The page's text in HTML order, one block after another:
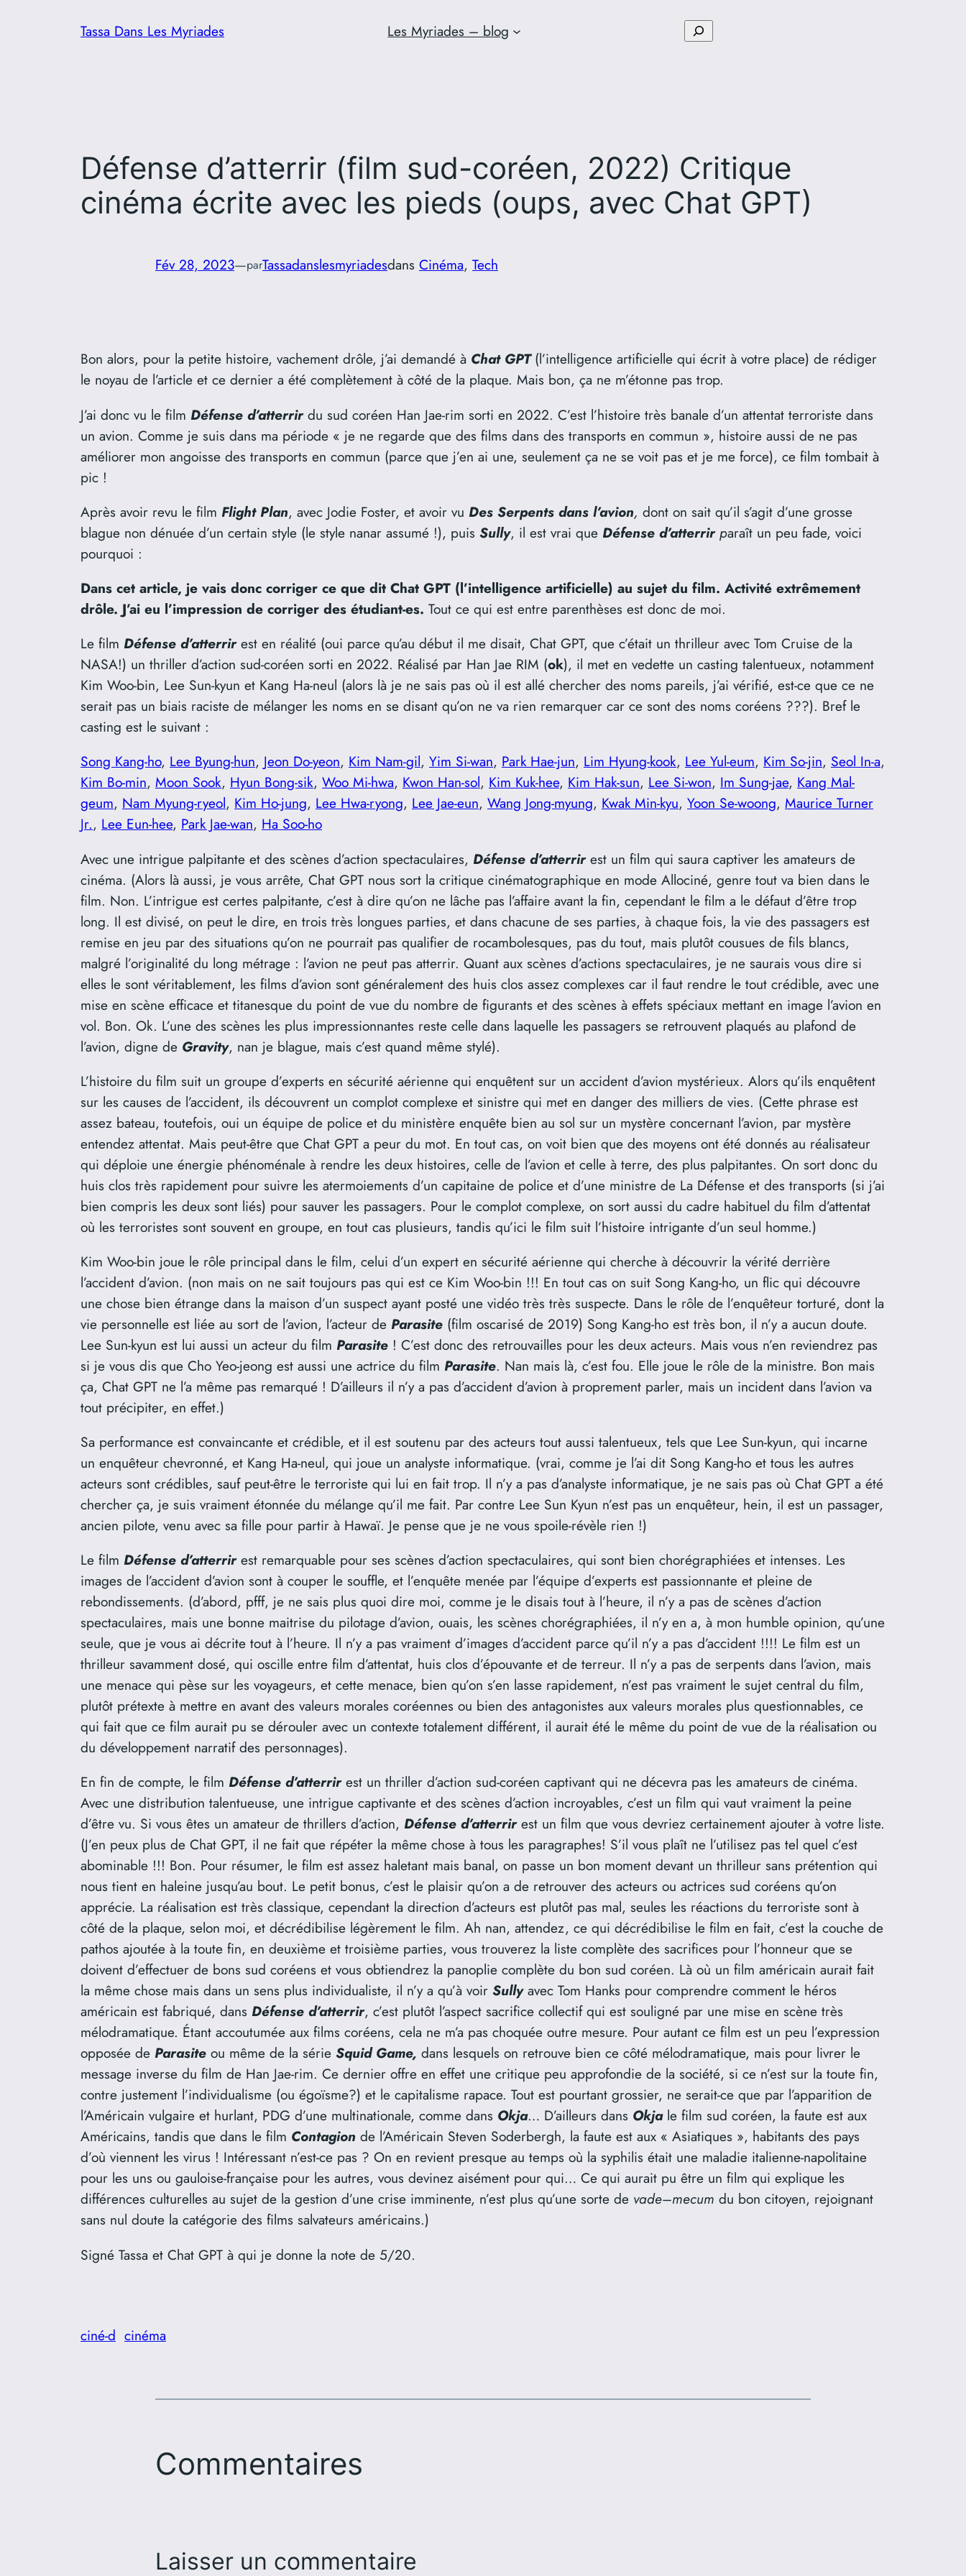
Tassa Dans Les Myriades Les Myriades – blog Rechercher
Défense d’atterrir (film sud-coréen, 2022) Critique
cinéma écrite avec les pieds (oups, avec Chat GPT)
Fév 28, 2023—parTassadanslesmyriadesdans Cinéma, Tech
Bon alors, pour la petite histoire, vachement drôle, j’ai demandé à Chat GPT(l’intelligence artificielle qui écrit à votre place) de rédiger
le noyau de l’article et ce dernier a été complètement à côté de la plaque. Mais bon, ça ne m’étonne pas trop.
J’ai donc vu le film Défense d’atterrirdu sud coréen Han Jae-rim sorti en 2022. C’est l’histoire très banale d’un attentat terroriste dans
un avion. Comme je suis dans ma période « je ne regarde que des films dans des transports en commun », histoire aussi de ne pas
améliorer mon angoisse des transports en commun (parce que j’en ai une, seulement ça ne se voit pas et je me force), ce film tombait à
pic !
Après avoir revu le film Flight Plan, avec Jodie Foster, et avoir vu Des Serpents dans l’avion, dont on sait qu’il s’agit d’une grosse
blague non dénuée d’un certain style (le style nanar assumé !), puis Sully, il est vrai que Défense d’atterrirparaît un peu fade, voici
pourquoi :
Dans cet article, je vais donc corriger ce que dit Chat GPT (l’intelligence artificielle) au sujet du film. Activité extrêmement
drôle. J’ai eu l’impression de corriger des étudiant-es. Tout ce qui est entre parenthèses est donc de moi.
Le film Défense d’atterrirest en réalité (oui parce qu’au début il me disait, Chat GPT, que c’était un thrilleur avec Tom Cruise de la
NASA!) un thriller d’action sud-coréen sorti en 2022. Réalisé par Han Jae RIM (ok), il met en vedette un casting talentueux, notamment
Kim Woo-bin, Lee Sun-kyun et Kang Ha-neul (alors là je ne sais pas où il est allé chercher des noms pareils, j’ai vérifié, est-ce que ce ne
serait pas un biais raciste de mélanger les noms en se disant qu’on ne va rien remarquer car ce sont des noms coréens ???). Bref le
casting est le suivant :
Song Kang-ho, Lee Byung-hun, Jeon Do-yeon, Kim Nam-gil, Yim Si-wan, Park Hae-jun, Lim Hyung-kook, Lee Yul-eum, Kim So-jin, Seol In-a,
Kim Bo-min, Moon Sook, Hyun Bong-sik, Woo Mi-hwa, Kwon Han-sol, Kim Kuk-hee, Kim Hak-sun, Lee Si-won, Im Sung-jae, Kang Mal-
geum, Nam Myung-ryeol, Kim Ho-jung, Lee Hwa-ryong, Lee Jae-eun, Wang Jong-myung, Kwak Min-kyu, Yoon Se-woong, Maurice Turner
Jr., Lee Eun-hee, Park Jae-wan, Ha Soo-ho
Avec une intrigue palpitante et des scènes d’action spectaculaires, Défense d’atterrir est un film qui saura captiver les amateurs de
cinéma. (Alors là aussi, je vous arrête, Chat GPT nous sort la critique cinématographique en mode Allociné, genre tout va bien dans le
film. Non. L’intrigue est certes palpitante, c’est à dire qu’on ne lâche pas l’affaire avant la fin, cependant le film a le défaut d’être trop
long. Il est divisé, on peut le dire, en trois très longues parties, et dans chacune de ses parties, à chaque fois, la vie des passagers est
remise en jeu par des situations qu’on ne pourrait pas qualifier de rocambolesques, pas du tout, mais plutôt cousues de fils blancs,
malgré l’originalité du long métrage : l’avion ne peut pas atterrir. Quant aux scènes d’actions spectaculaires, je ne saurais vous dire si
elles le sont véritablement, les films d’avion sont généralement des huis clos assez complexes car il faut rendre le tout crédible, avec une
mise en scène efficace et titanesque du point de vue du nombre de figurants et des scènes à effets spéciaux mettant en image l’avion en
vol. Bon. Ok. L’une des scènes les plus impressionnantes reste celle dans laquelle les passagers se retrouvent plaqués au plafond de
l’avion, digne de Gravity, nan je blague, mais c’est quand même stylé).
L’histoire du film suit un groupe d’experts en sécurité aérienne qui enquêtent sur un accident d’avion mystérieux. Alors qu’ils enquêtent
sur les causes de l’accident, ils découvrent un complot complexe et sinistre qui met en danger des milliers de vies. (Cette phrase est
assez bateau, toutefois, oui un équipe de police et du ministère enquête bien au sol sur un mystère concernant l’avion, par mystère
entendez attentat. Mais peut-être que Chat GPT a peur du mot. En tout cas, on voit bien que des moyens ont été donnés au réalisateur
qui déploie une énergie phénoménale à rendre les deux histoires, celle de l’avion et celle à terre, des plus palpitantes. On sort donc du
huis clos très rapidement pour suivre les atermoiements d’un capitaine de police et d’une ministre de La Défense et des transports (si j’ai
bien compris les deux sont liés) pour sauver les passagers. Pour le complot complexe, on sort aussi du cadre habituel du film d’attentat
où les terroristes sont souvent en groupe, en tout cas plusieurs, tandis qu’ici le film suit l’histoire intrigante d’un seul homme.)
Kim Woo-bin joue le rôle principal dans le film, celui d’un expert en sécurité aérienne qui cherche à découvrir la vérité derrière
l’accident d’avion. (non mais on ne sait toujours pas qui est ce Kim Woo-bin !!! En tout cas on suit Song Kang-ho, un flic qui découvre
une chose bien étrange dans la maison d’un suspect ayant posté une vidéo très très suspecte. Dans le rôle de l’enquêteur torturé, dont la
vie personnelle est liée au sort de l’avion, l’acteur de Parasite (film oscarisé de 2019) Song Kang-ho est très bon, il n’y a aucun doute.
Lee Sun-kyun est lui aussi un acteur du film Parasite ! C’est donc des retrouvailles pour les deux acteurs. Mais vous n’en reviendrez pas
si je vous dis que Cho Yeo-jeong est aussi une actrice du film Parasite. Nan mais là, c’est fou. Elle joue le rôle de la ministre. Bon mais
ça, Chat GPT ne l’a même pas remarqué ! D’ailleurs il n’y a pas d’accident d’avion à proprement parler, mais un incident dans l’avion va
tout précipiter, en effet.)
Sa performance est convaincante et crédible, et il est soutenu par des acteurs tout aussi talentueux, tels que Lee Sun-kyun, qui incarne
un enquêteur chevronné, et Kang Ha-neul, qui joue un analyste informatique. (vrai, comme je l’ai dit Song Kang-ho et tous les autres
acteurs sont crédibles, sauf peut-être le terroriste qui lui en fait trop. Il n’y a pas d’analyste informatique, je ne sais pas où Chat GPT a été
chercher ça, je suis vraiment étonnée du mélange qu’il me fait. Par contre Lee Sun Kyun n’est pas un enquêteur, hein, il est un passager,
ancien pilote, venu avec sa fille pour partir à Hawaï. Je pense que je ne vous spoile-révèle rien !)
Le film Défense d’atterrirest remarquable pour ses scènes d’action spectaculaires, qui sont bien chorégraphiées et intenses. Les
images de l’accident d’avion sont à couper le souffle, et l’enquête menée par l’équipe d’experts est passionnante et pleine de
rebondissements. (d’abord, pfff, je ne sais plus quoi dire moi, comme je le disais tout à l’heure, il n’y a pas de scènes d’action
spectaculaires, mais une bonne maitrise du pilotage d’avion, ouais, les scènes chorégraphiées, il n’y en a, à mon humble opinion, qu’une
seule, que je vous ai décrite tout à l’heure. Il n’y a pas vraiment d’images d’accident parce qu’il n’y a pas d’accident !!!! Le film est un
thrilleur savamment dosé, qui oscille entre film d’attentat, huis clos d’épouvante et de terreur. Il n’y a pas de serpents dans l’avion, mais
une menace qui pèse sur les voyageurs, et cette menace, bien qu’on s’en lasse rapidement, n’est pas vraiment le sujet central du film,
plutôt prétexte à mettre en avant des valeurs morales coréennes ou bien des antagonistes aux valeurs morales plus questionnables, ce
qui fait que ce film aurait pu se dérouler avec un contexte totalement différent, il aurait été le même du point de vue de la réalisation ou
du développement narratif des personnages).
En fin de compte, le film Défense d’atterrirest un thriller d’action sud-coréen captivant qui ne décevra pas les amateurs de cinéma.
Avec une distribution talentueuse, une intrigue captivante et des scènes d’action incroyables, c’est un film qui vaut vraiment la peine
d’être vu. Si vous êtes un amateur de thrillers d’action, Défense d’atterrirest un film que vous devriez certainement ajouter à votre liste.
(J’en peux plus de Chat GPT, il ne fait que répéter la même chose à tous les paragraphes! S’il vous plaît ne l’utilisez pas tel quel c’est
abominable !!! Bon. Pour résumer, le film est assez haletant mais banal, on passe un bon moment devant un thrilleur sans prétention qui
nous tient en haleine jusqu’au bout. Le petit bonus, c’est le plaisir qu’on a de retrouver des acteurs ou actrices sud coréens qu’on
apprécie. La réalisation est très classique, cependant la direction d’acteurs est plutôt pas mal, seules les réactions du terroriste sont à
côté de la plaque, selon moi, et décrédibilise légèrement le film. Ah nan, attendez, ce qui décrédibilise le film en fait, c’est la couche de
pathos ajoutée à la toute fin, en deuxième et troisième parties, vous trouverez la liste complète des sacrifices pour l’honneur que se
doivent d’effectuer de bons sud coréens et vous obtiendrez la panoplie complète du bon sud coréen. Là où un film américain aurait fait
la même chose mais dans un sens plus individualiste, il n’y a qu’à voir Sullyavec Tom Hanks pour comprendre comment le héros
américain est fabriqué, dans Défense d’atterrir, c’est plutôt l’aspect sacrifice collectif qui est souligné par une mise en scène très
mélodramatique. Étant accoutumée aux films coréens, cela ne m’a pas choquée outre mesure. Pour autant ce film est un peu l’expression
opposée de Parasite ou même de la série Squid Game, dans lesquels on retrouve bien ce côté mélodramatique, mais pour livrer le
message inverse du film de Han Jae-rim. Ce dernier offre en effet une critique peu approfondie de la société, si ce n’est sur la toute fin,
contre justement l’individualisme (ou égoïsme?) et le capitalisme rapace. Tout est pourtant grossier, ne serait-ce que par l’apparition de
l’Américain vulgaire et hurlant, PDG d’une multinationale, comme dans Okja… D’ailleurs dans Okjale film sud coréen, la faute est aux
Américains, tandis que dans le film Contagion de l’Américain Steven Soderbergh, la faute est aux « Asiatiques », habitants des pays
d’où viennent les virus ! Intéressant n’est-ce pas ? On en revient presque au temps où la syphilis était une maladie italienne-napolitaine
pour les uns ou gauloise-française pour les autres, vous devinez aisément pour qui… Ce qui aurait pu être un film qui explique les
différences culturelles au sujet de la gestion d’une crise imminente, n’est plus qu’une sorte de vade–mecum du bon citoyen, rejoignant
sans nul doute la catégorie des films salvateurs américains.)
Signé Tassa et Chat GPT à qui je donne la note de 5/20.
ciné-d cinéma
Commentaires
Laisser un commentaire